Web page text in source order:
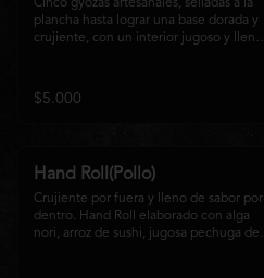
Cinco gyozas artesanales, selladas a la
plancha hasta lograr una base dorada y
crujiente, con un interior jugoso y lleno
perfecto entre tradición japonesa y la
esencia de la cocina nikkei, ideales para
$5.000
Hand Roll(Pollo)
Crujiente por fuera y lleno de sabor por
dentro. Hand Roll elaborado con alga
nori, arroz de sushi, jugosa pechuga de